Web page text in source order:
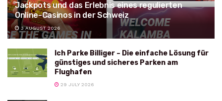
Jackpots und das Erlebnis eines regulierten
Online-Casinos in der Schweiz
3 AUGUST 2026
Ich Parke Billiger – Die einfache Lösung für
günstiges und sicheres Parken am
Flughafen
29 JULY 2026